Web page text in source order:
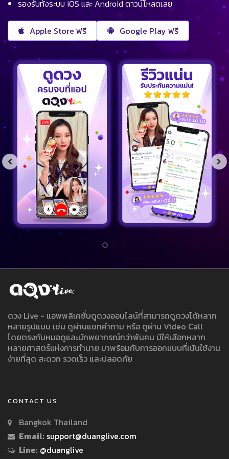
รองรับทั้งระบบ iOS และ Android ดาวน์โหลดเลย
Apple Store ฟรี Google Play ฟรี
ดวง Live - แอพพลิเคชั่นดูดวงออนไลน์ที่สามารถดูดวงได้หลาก
หลายรูปแบบ เช่น ดูผ่านแชทคำถาม หรือ ดูผ่าน Video Call
โดยตรงกับหมอดูและนักพยากรณ์กว่าพันคน มีให้เลือกหลาก
หลายศาสตร์แห่งการทำนาย มาพร้อมกับการออกแบบที่เน้นใช้งาน
ง่ายที่สุด สะดวก รวดเร็ว และปลอดภัย
CONTACT US
Bangkok Thailand
Email: support@duanglive.com
Line: @duanglive